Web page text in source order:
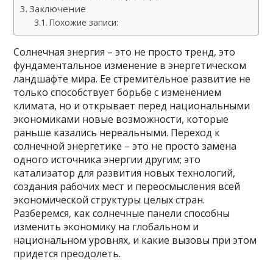
Заключение
Похожие записи:
Солнечная энергия – это не просто тренд, это
фундаментальное изменение в энергетическом
ландшафте мира. Ее стремительное развитие не
только способствует борьбе с изменением
климата, но и открывает перед национальными
экономиками новые возможности, которые
раньше казались нереальными. Переход к
солнечной энергетике – это не просто замена
одного источника энергии другим; это
катализатор для развития новых технологий,
создания рабочих мест и переосмысления всей
экономической структуры целых стран.
Разберемся, как солнечные панели способны
изменить экономику на глобальном и
национальном уровнях, и какие вызовы при этом
придется преодолеть.